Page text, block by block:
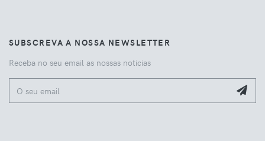
SUBSCREVA A NOSSA NEWSLETTER
Receba no seu email as nossas noticias